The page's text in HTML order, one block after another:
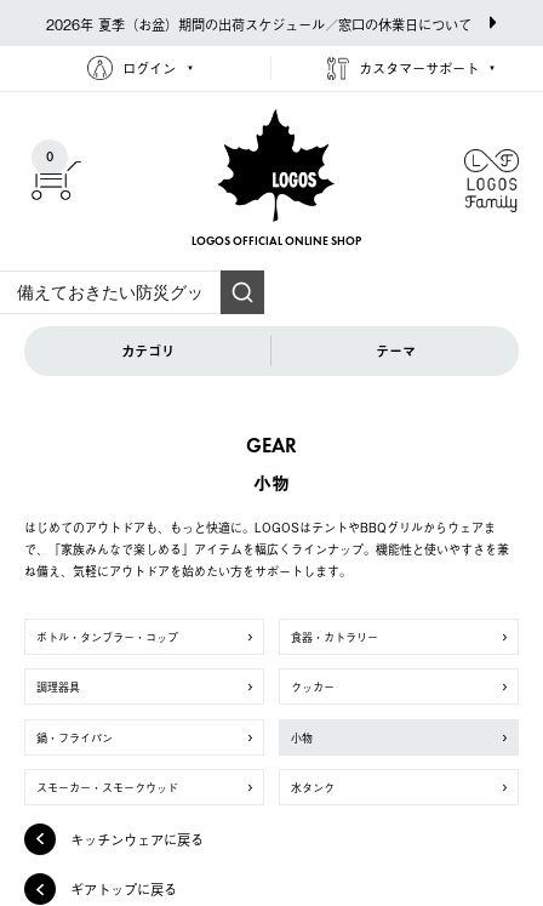
2026年 夏季（お盆）期間の出荷スケジュール／窓口の休業日について
ログイン カスタマーサポート
0
LOGOS OFFICIAL ONLINE SHOP
カテゴリ テーマ
GEAR
小物
はじめてのアウトドアも、もっと快適に。LOGOSはテントやBBQグリルからウェアま
で、「家族みんなで楽しめる」アイテムを幅広くラインナップ。機能性と使いやすさを兼
ね備え、気軽にアウトドアを始めたい方をサポートします。
ボトル・タンブラー・コップ 食器・カトラリー
調理器具 クッカー
鍋・フライパン 小物
スモーカー・スモークウッド 水タンク
キッチンウェアに戻る
ギアトップに戻る